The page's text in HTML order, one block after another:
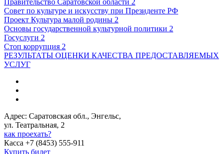
Совет по культуре и искусству при Президенте РФ
Проект Культура малой родины 2
Основы государственной культурной политики 2
Госуслуги 2
Стоп коррупция 2
РЕЗУЛЬТАТЫ ОЦЕНКИ КАЧЕСТВА ПРЕДОСТАВЛЯЕМЫХ
УСЛУГ
Адрес: Саратовская обл., Энгельс,
ул. Театральная, 2
как проехать?
Касса +7 (8453) 555-911
Купить билет